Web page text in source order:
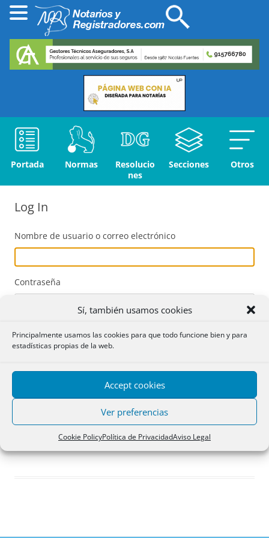
Sí, también usamos cookies
Principalmente usamos las cookies para que todo funcione bien y para
estadísticas propias de la web.
Accept cookies
Ver preferencias
Cookie PolicyPolítica de PrivacidadAviso Legal
Portada Normas
Resolucio
nes
Secciones Otros
Log In
Nombre de usuario o correo electrónico
Contraseña
Acceder
Registro
¿Has olvidado tu contraseña?